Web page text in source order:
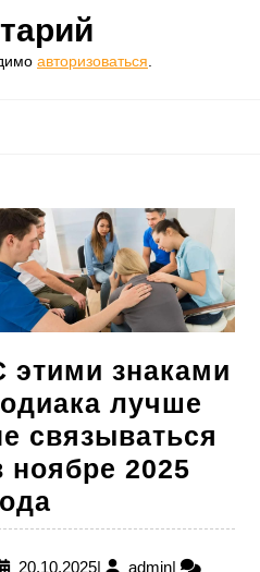
авторизоваться.
этими знаками
лучше
связываться
ноябре 2025
этими
знаками
20.10.202520.10.2025
| adminadmin
|